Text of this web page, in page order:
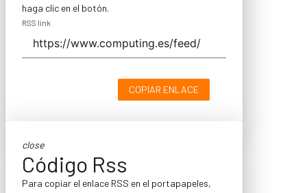
haga clic en el botón.
RSS link
COPIAR ENLACE
close
Código Rss
Para copiar el enlace RSS en el portapapeles,